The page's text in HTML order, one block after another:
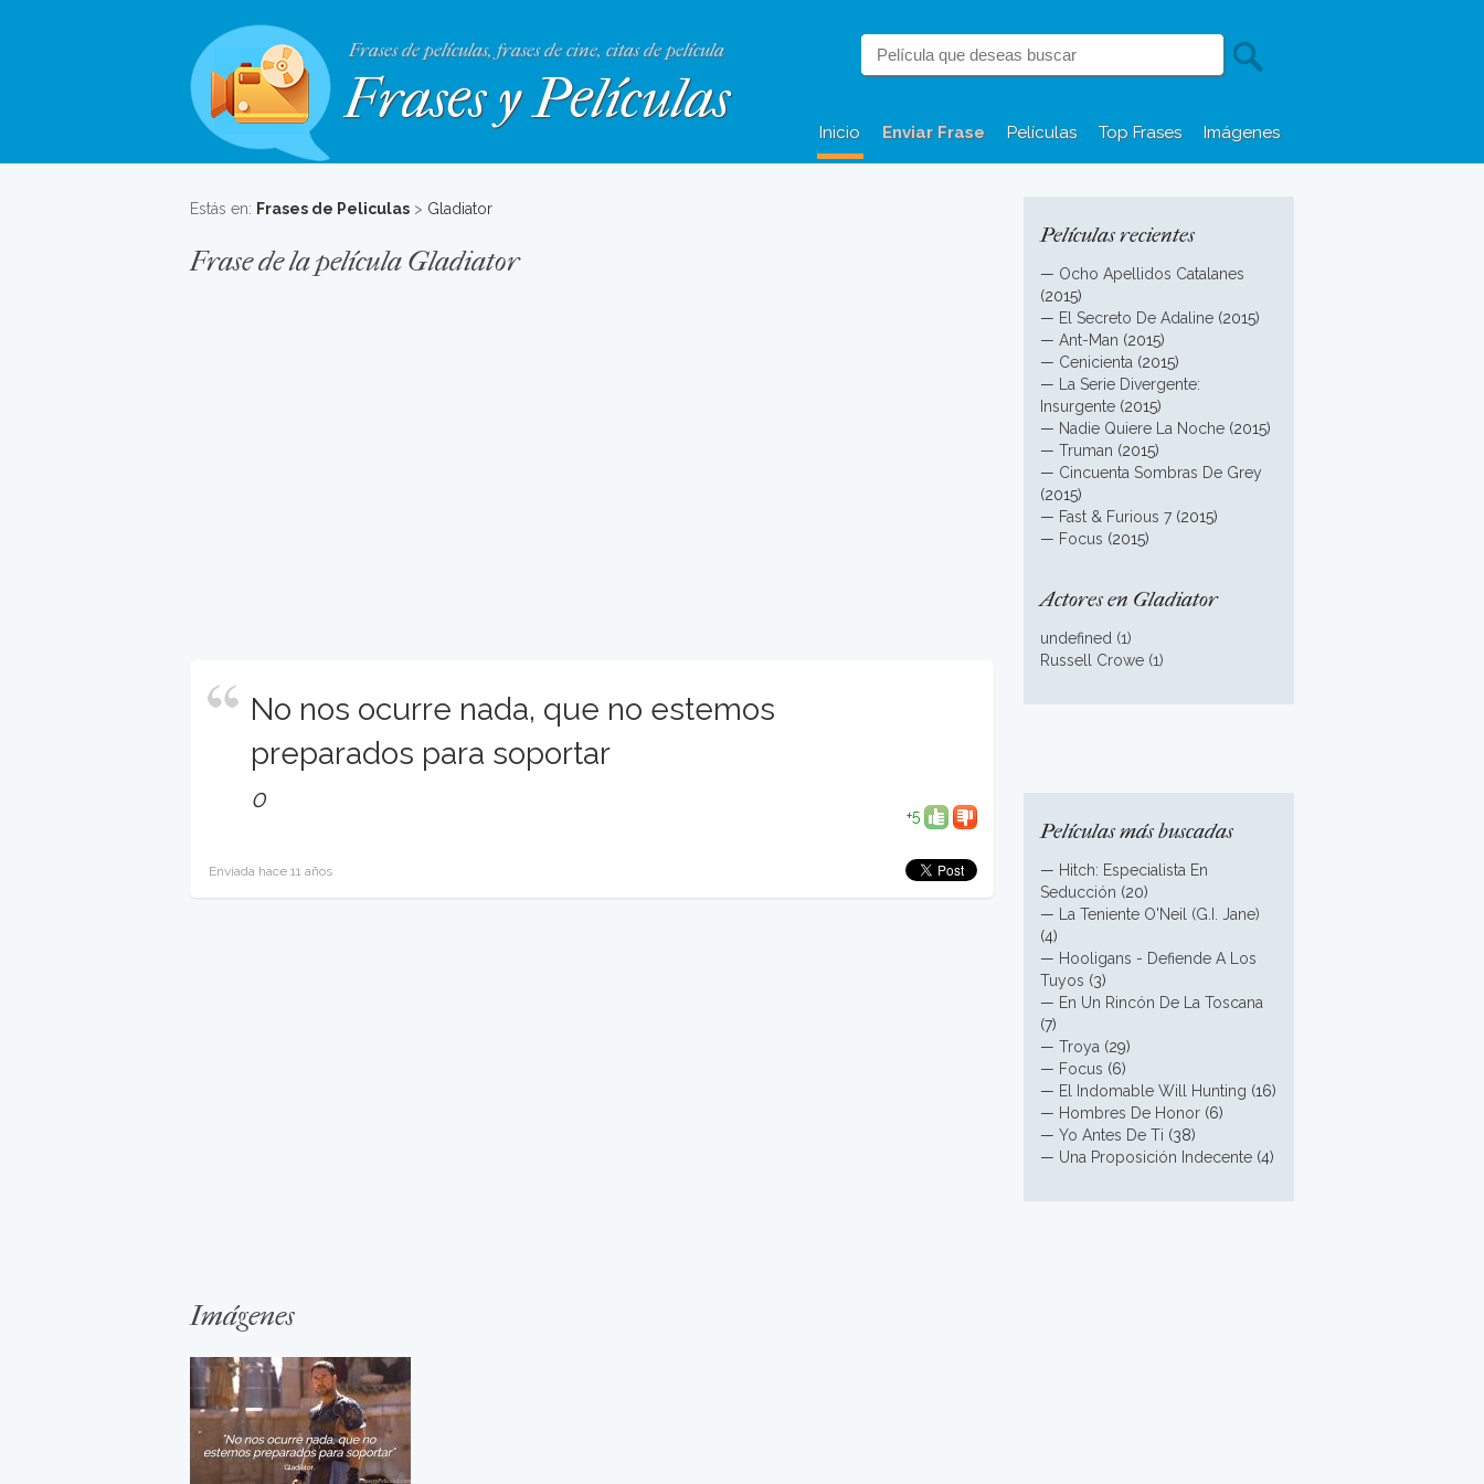
Frases de películas, frases de cine, citas de película
Frases y Películas
Inicio Enviar Frase Películas Top Frases Imágenes
Estás en: Frases de Peliculas > Gladiator
Frase de la película Gladiator
No nos ocurre nada, que no estemos
preparados para soportar
0
+5
Enviada hace 11 años
Imágenes
Películas recientes
— Ocho Apellidos Catalanes
(2015)
— El Secreto De Adaline (2015)
— Ant-Man (2015)
— Cenicienta (2015)
—
La Serie Divergente:
Insurgente (2015)
— Nadie Quiere La Noche (2015)
— Truman (2015)
— Cincuenta Sombras De Grey
(2015)
— Fast & Furious 7 (2015)
— Focus (2015)
Actores en Gladiator
undefined (1)
Russell Crowe (1)
Películas más buscadas
— Hitch: Especialista En
Seducción (20)
—
La Teniente O'Neil (G.I. Jane)
(4)
— Hooligans - Defiende A Los
Tuyos (3)
— En Un Rincón De La Toscana
(7)
— Troya (29)
— Focus (6)
— El Indomable Will Hunting (16)
— Hombres De Honor (6)
— Yo Antes De Ti (38)
— Una Proposición Indecente (4)